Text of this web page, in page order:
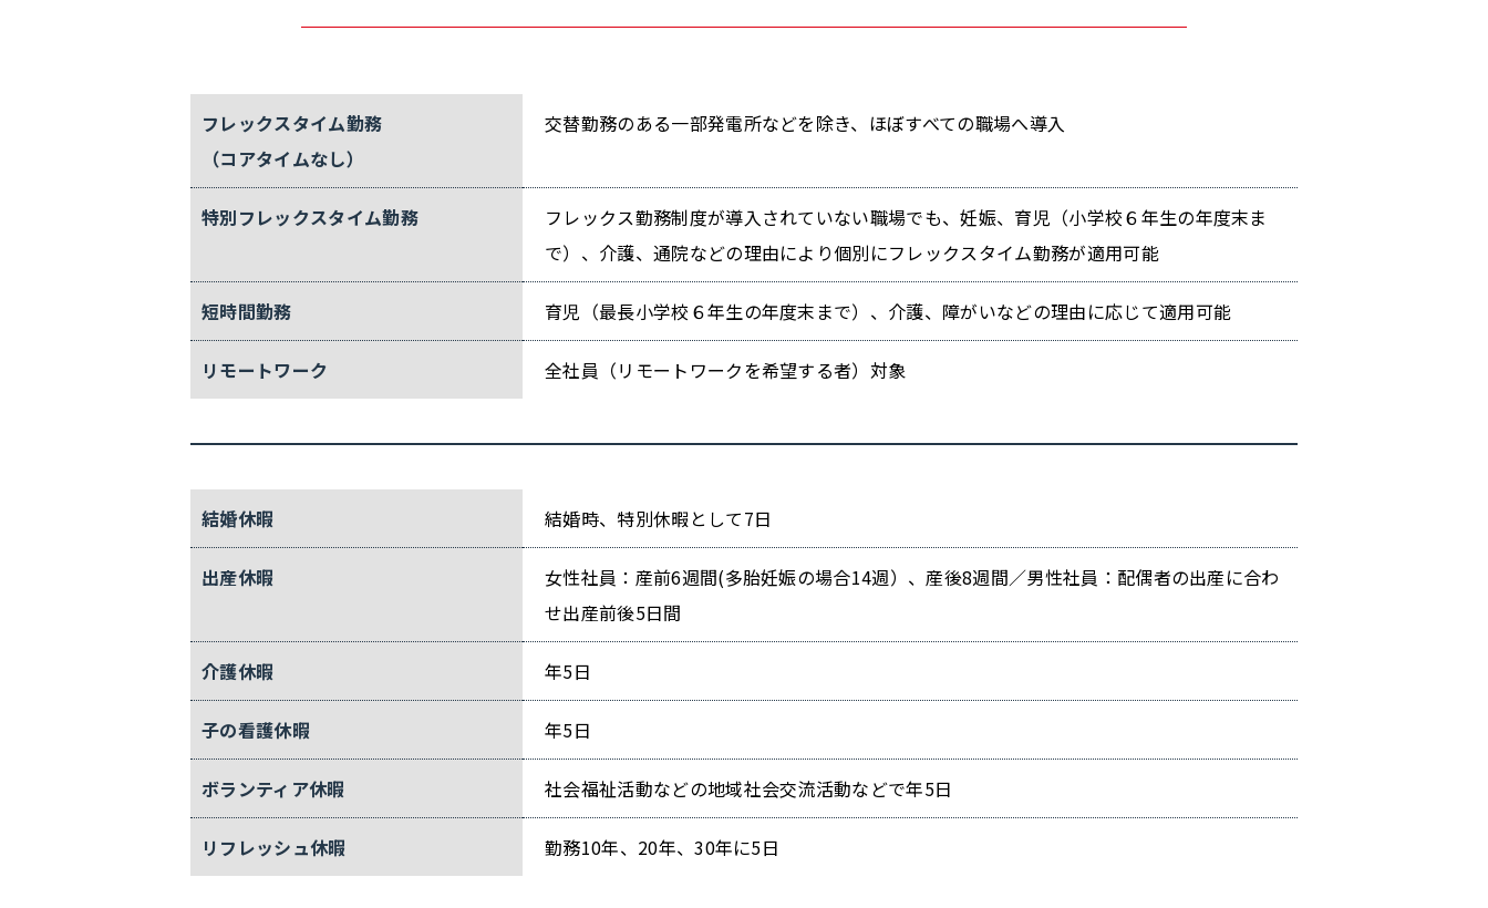
フレックスタイム勤務
（コアタイムなし）
交替勤務のある一部発電所などを除き、ほぼすべての職場へ導入
特別フレックスタイム勤務
フレックス勤務制度が導入されていない職場でも、妊娠、育児（小学校６年生の年度末ま
で）、介護、通院などの理由により個別にフレックスタイム勤務が適用可能
短時間勤務 育児（最長小学校６年生の年度末まで）、介護、障がいなどの理由に応じて適用可能
リモートワーク 全社員（リモートワークを希望する者）対象
結婚休暇 結婚時、特別休暇として7日
出産休暇
女性社員：産前6週間(多胎妊娠の場合14週）、産後8週間／男性社員：配偶者の出産に合わ
せ出産前後5日間
介護休暇 年5日
子の看護休暇 年5日
ボランティア休暇 社会福祉活動などの地域社会交流活動などで年5日
リフレッシュ休暇 勤務10年、20年、30年に5日